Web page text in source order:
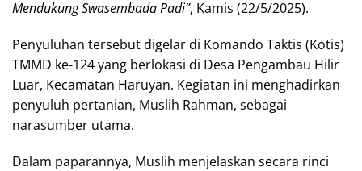
Mendukung Swasembada Padi”, Kamis (22/5/2025).
Penyuluhan tersebut digelar di Komando Taktis (Kotis)
TMMD ke-124 yang berlokasi di Desa Pengambau Hilir
Luar, Kecamatan Haruyan. Kegiatan ini menghadirkan
penyuluh pertanian, Muslih Rahman, sebagai
narasumber utama.
Dalam paparannya, Muslih menjelaskan secara rinci